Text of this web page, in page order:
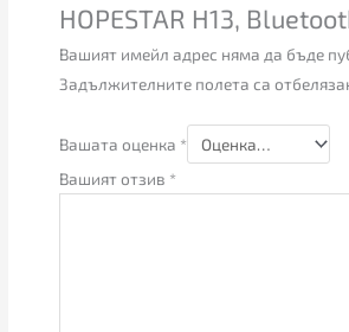
HOPESTAR H13,
Вашият имейл адрес няма да бъде
Задължителните полета са
Вашата оценка *
Вашият отзив *